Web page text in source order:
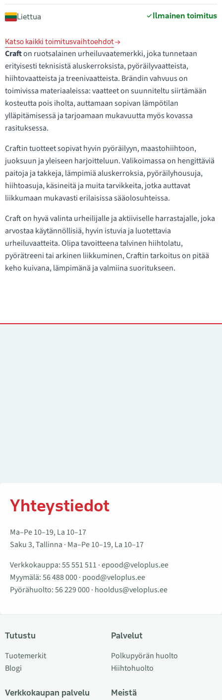
Liettua Ilmainen toimitus
Katso kaikki toimitusvaihtoehdot
Crafton ruotsalainen urheiluvaatemerkki, joka tunnetaan
erityisesti teknisistä aluskerroksista, pyöräilyvaatteista,
hiihtovaatteista ja treenivaatteista. Brändin vahvuus on
toimivissa materiaaleissa: vaatteet on suunniteltu siirtämään
kosteutta pois iholta, auttamaan sopivan lämpötilan
ylläpitämisessä ja tarjoamaan mukavuutta myös kovassa
rasituksessa.
Craftin tuotteet sopivat hyvin pyöräilyyn, maastohiihtoon,
juoksuun ja yleiseen harjoitteluun. Valikoimassa on hengittäviä
paitoja ja takkeja, lämpimiä aluskerroksia, pyöräilyhousuja,
hiihtoasuja, käsineitä ja muita tarvikkeita, jotka auttavat
liikkumaan mukavasti erilaisissa sääolosuhteissa.
Craft on hyvä valinta urheilijalle ja aktiiviselle harrastajalle, joka
arvostaa käytännöllisiä, hyvin istuvia ja luotettavia
urheiluvaatteita. Olipa tavoitteena talvinen hiihtolatu,
pyörätreeni tai arkinen liikkuminen, Craftin tarkoitus on pitää
keho kuivana, lämpimänä ja valmiina suoritukseen.
Yhteystiedot
Ma–Pe 10–19, La 10–17
Saku 3, Tallinna · Ma–Pe 10–19, La 10–17
Verkkokauppa:55 551 511 ·epood@veloplus.ee
Myymälä:56 488 000· pood@veloplus.ee
Pyörähuolto:56 229 000· hooldus@veloplus.ee
Tutustu
Tuotemerkit
Blogi
Verkkokaupan palvelu
Palvelut
Polkupyörän huolto
Hiihtohuolto
Meistä